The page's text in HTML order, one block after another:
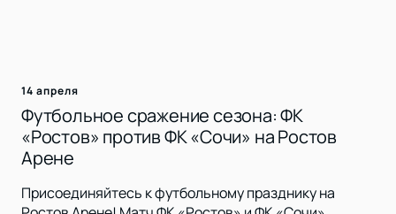
14 апреля
Футбольное сражение сезона: ФК
«Ростов» против ФК «Сочи» на Ростов
Арене
Присоединяйтесь к футбольному празднику на